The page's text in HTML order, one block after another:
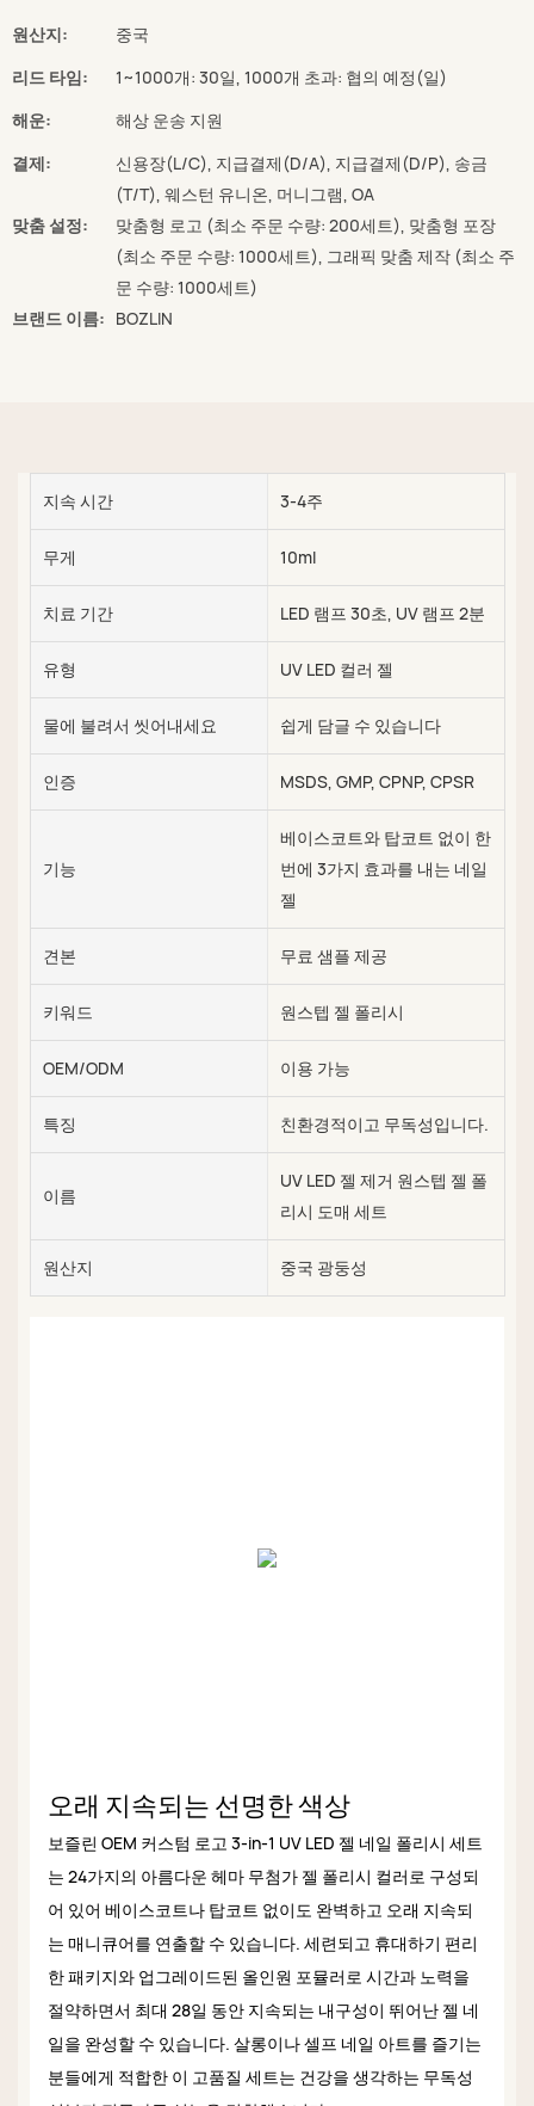
원산지:
중국
리드 타임:
1~1000개: 30일, 1000개 초과: 협의 예정(일)
해운:
해상 운송 지원
결제:
신용장(L/C), 지급결제(D/A), 지급결제(D/P), 송금
(T/T), 웨스턴 유니온, 머니그램, OA
맞춤 설정:
맞춤형 로고 (최소 주문 수량: 200세트), 맞춤형 포장
(최소 주문 수량: 1000세트), 그래픽 맞춤 제작 (최소 주
문 수량: 1000세트)
브랜드 이름: BOZLIN
지속 시간 3-4주
무게 10ml
치료 기간 LED 램프 30초, UV 램프 2분
유형 UV LED 컬러 젤
물에 불려서 씻어내세요 쉽게 담글 수 있습니다
인증 MSDS, GMP, CPNP, CPSR
기능
베이스코트와 탑코트 없이 한
번에 3가지 효과를 내는 네일
젤
견본 무료 샘플 제공
키워드 원스텝 젤 폴리시
OEM/ODM 이용 가능
특징 친환경적이고 무독성입니다.
이름
UV LED 젤 제거 원스텝 젤 폴
리시 도매 세트
원산지 중국 광둥성
오래 지속되는 선명한 색상
보즐린 OEM 커스텀 로고 3-in-1 UV LED 젤 네일 폴리시 세트
는 24가지의 아름다운 헤마 무첨가 젤 폴리시 컬러로 구성되
어 있어 베이스코트나 탑코트 없이도 완벽하고 오래 지속되
는 매니큐어를 연출할 수 있습니다. 세련되고 휴대하기 편리
한 패키지와 업그레이드된 올인원 포뮬러로 시간과 노력을
절약하면서 최대 28일 동안 지속되는 내구성이 뛰어난 젤 네
일을 완성할 수 있습니다. 살롱이나 셀프 네일 아트를 즐기는
분들에게 적합한 이 고품질 세트는 건강을 생각하는 무독성